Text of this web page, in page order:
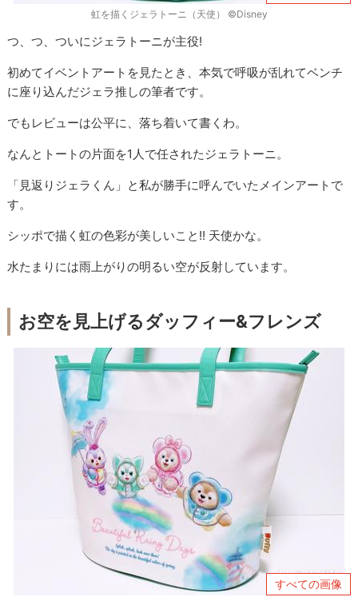
虹を描くジェラトーニ（天使） ©Disney
つ、つ、ついにジェラトーニが主役!
初めてイベントアートを見たとき、本気で呼吸が乱れてベンチ
に座り込んだジェラ推しの筆者です。
でもレビューは公平に、落ち着いて書くわ。
なんとトートの片面を1人で任されたジェラトーニ。
「見返りジェラくん」と私が勝手に呼んでいたメインアートで
す。
シッポで描く虹の色彩が美しいこと!! 天使かな。
水たまりには雨上がりの明るい空が反射しています。
お空を見上げるダッフィー&フレンズ
すべての画像